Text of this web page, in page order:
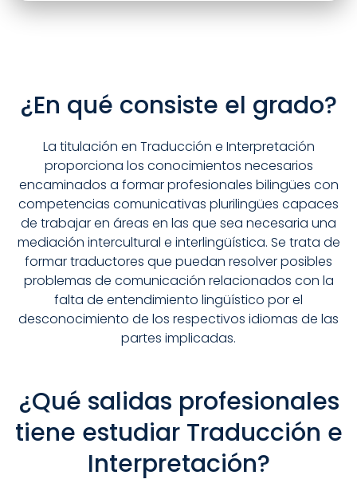
¿En qué consiste el grado?
La titulación en Traducción e Interpretación
proporciona los conocimientos necesarios
encaminados a formar profesionales bilingües con
competencias comunicativas plurilingües capaces
de trabajar en áreas en las que sea necesaria una
mediación intercultural e interlingüística. Se trata de
formar traductores que puedan resolver posibles
problemas de comunicación relacionados con la
falta de entendimiento lingüístico por el
desconocimiento de los respectivos idiomas de las
partes implicadas.
¿Qué salidas profesionales
tiene estudiar Traducción e
Interpretación?